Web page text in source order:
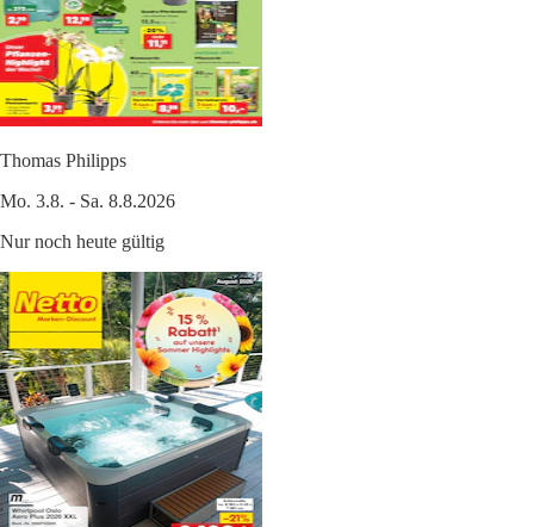
Thomas Philipps
Mo. 3.8. - Sa. 8.8.2026
Nur noch heute gültig